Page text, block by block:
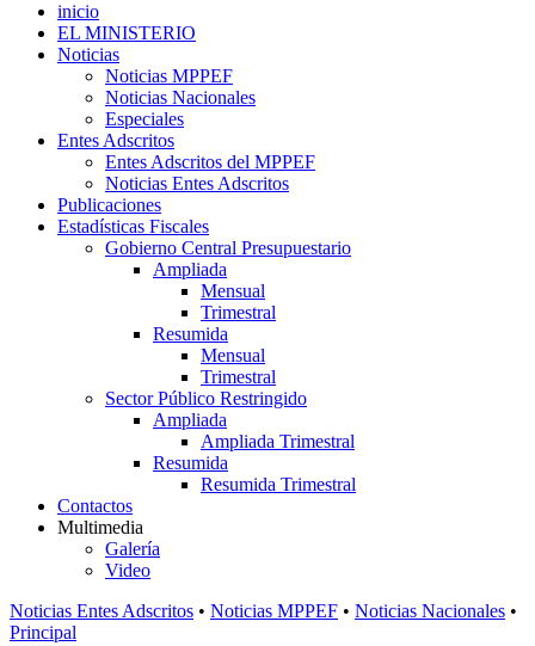
inicio
EL MINISTERIO
Noticias
Noticias MPPEF
Noticias Nacionales
Especiales
Entes Adscritos
Entes Adscritos del MPPEF
Noticias Entes Adscritos
Publicaciones
Estadísticas Fiscales
Gobierno Central Presupuestario
Ampliada
Mensual
Trimestral
Resumida
Mensual
Trimestral
Sector Público Restringido
Ampliada
Ampliada Trimestral
Resumida
Resumida Trimestral
Contactos
Multimedia
Galería
Video
Noticias Entes Adscritos • Noticias MPPEF • Noticias Nacionales •
Principal